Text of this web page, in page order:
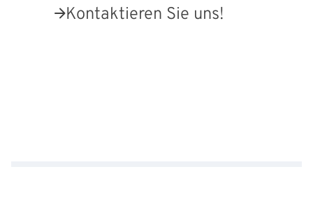
Kontaktieren Sie uns!